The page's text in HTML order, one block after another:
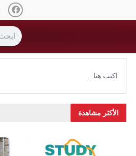
الأكثر مشاهدة